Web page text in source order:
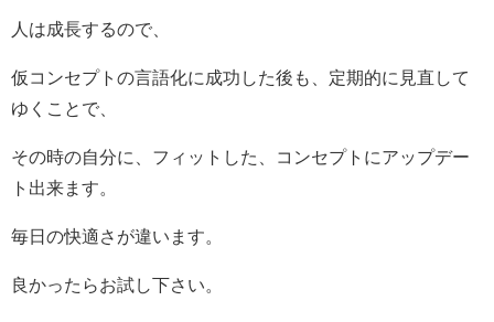
人は成長するので、
仮コンセプトの言語化に成功した後も、定期的に見直して
ゆくことで、
その時の自分に、フィットした、コンセプトにアップデー
ト出来ます。
毎日の快適さが違います。
良かったらお試し下さい。